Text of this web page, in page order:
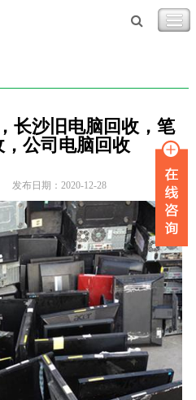
长沙旧电脑回收，笔
公司电脑回收
发布日期：2020-12-28